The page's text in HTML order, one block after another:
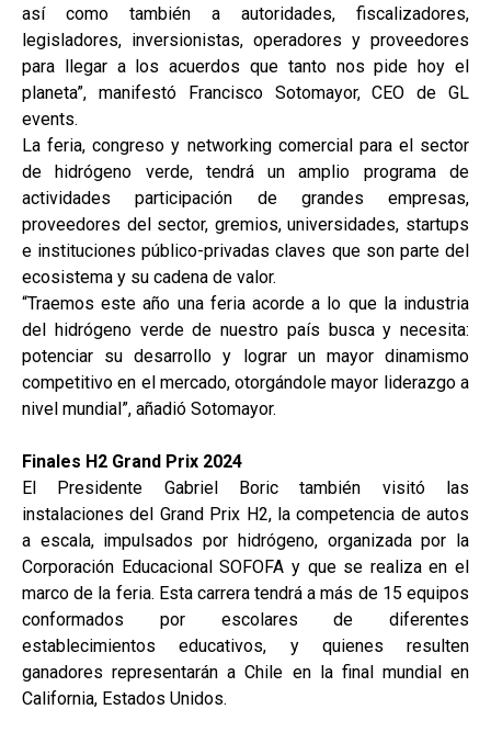
así como también a autoridades, fiscalizadores,
legisladores, inversionistas, operadores y proveedores
para llegar a los acuerdos que tanto nos pide hoy el
planeta”, manifestó Francisco Sotomayor, CEO de GL
events.
La feria, congreso y networking comercial para el sector
de hidrógeno verde, tendrá un amplio programa de
actividades participación de grandes empresas,
proveedores del sector, gremios, universidades, startups
e instituciones público-privadas claves que son parte del
ecosistema y su cadena de valor.
“Traemos este año una feria acorde a lo que la industria
del hidrógeno verde de nuestro país busca y necesita:
potenciar su desarrollo y lograr un mayor dinamismo
competitivo en el mercado, otorgándole mayor liderazgo a
nivel mundial”, añadió Sotomayor.
Finales H2 Grand Prix 2024
El Presidente Gabriel Boric también visitó las
instalaciones del Grand Prix H2, la competencia de autos
a escala, impulsados por hidrógeno, organizada por la
Corporación Educacional SOFOFA y que se realiza en el
marco de la feria. Esta carrera tendrá a más de 15 equipos
conformados por escolares de diferentes
establecimientos educativos, y quienes resulten
ganadores representarán a Chile en la final mundial en
California, Estados Unidos.